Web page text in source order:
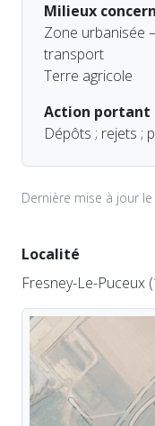
Milieux
Zone urbanisée
transport
Terre agricole
Action
Dépôts ; rejets ;
Dernière mise à jour
Localité
Fresney-Le-Puceux